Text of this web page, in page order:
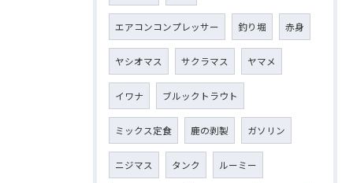
エアコンコンプレッサー 釣り堀 赤身
ヤシオマス サクラマス ヤマメ
イワナ ブルックトラウト
ミックス定食 鹿の剥製 ガソリン
ニジマス タンク ルーミー